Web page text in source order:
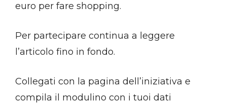
euro per fare shopping.
Per partecipare continua a leggere
l’articolo fino in fondo.
Collegati con la pagina dell’iniziativa e
compila il modulino con i tuoi dati